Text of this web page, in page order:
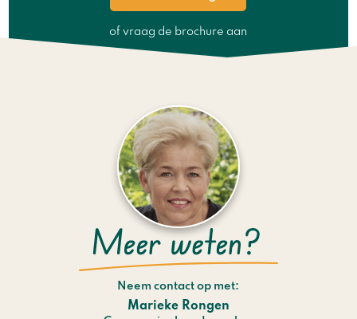
of vraag de brochure aan
Neem contact op met:
Marieke Rongen